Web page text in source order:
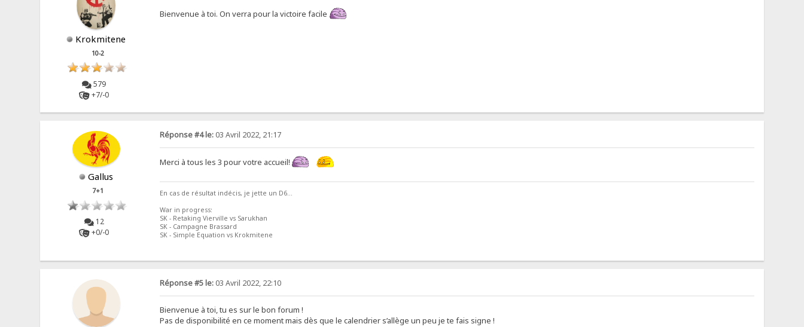
Krokmitene
10-2
579
+7/-0
Bienvenue à toi. On verra pour la victoire facile
Gallus
7+1
12
+0/-0
Réponse #4 le:03 Avril 2022, 21:17
Merci à tous les 3 pour votre accueil!
En cas de résultat indécis, je jette un D6...
War in progress:
SK - Retaking Vierville vs Sarukhan
SK - Campagne Brassard
SK - Simple Equation vs Krokmitene
Réponse #5 le:03 Avril 2022, 22:10
Bienvenue à toi, tu es sur le bon forum !
Pas de disponibilité en ce moment mais dès que le calendrier s’allège un peu je te fais signe !